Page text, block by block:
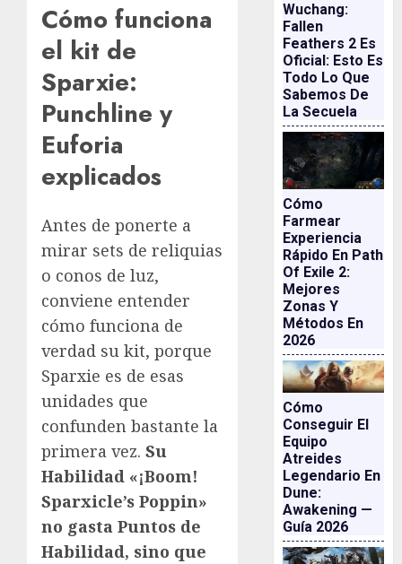
Cómo funciona
el kit de
Sparxie:
Punchline y
Euforia
explicados
Antes de ponerte a
mirar sets de reliquias
o conos de luz,
conviene entender
cómo funciona de
verdad su kit, porque
Sparxie es de esas
unidades que
confunden bastante la
primera vez. Su
Habilidad «¡Boom!
Sparxicle’s Poppin»
no gasta Puntos de
Habilidad, sino que
Wuchang:
Fallen
Feathers 2 Es
Oficial: Esto Es
Todo Lo Que
Sabemos De
La Secuela
Cómo
Farmear
Experiencia
Rápido En Path
Of Exile 2:
Mejores
Zonas Y
Métodos En
2026
Cómo
Conseguir El
Equipo
Atreides
Legendario En
Dune:
Awakening —
Guía 2026